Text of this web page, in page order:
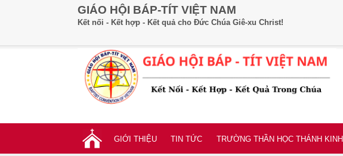
GIÁO HỘI BÁP-TÍT VIỆT NAM
Kết nối - Kết hợp - Kết quả cho Đức Chúa Giê-xu Christ!
GIỚI THIỆU TIN TỨC TRƯỜNG THẦN HỌC THÁNH KINH